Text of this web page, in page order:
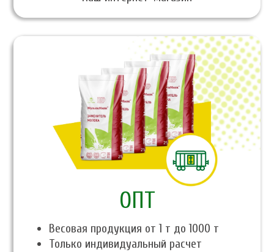
ОПТ
Весовая продукция от 1 т до 1000 т
Только индивидуальный расчет